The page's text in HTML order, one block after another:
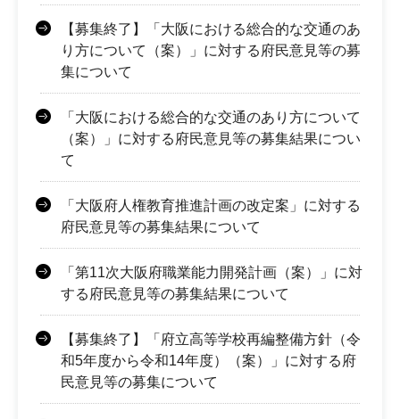
【募集終了】「大阪における総合的な交通のあ
り方について（案）」に対する府民意見等の募
集について
「大阪における総合的な交通のあり方について
（案）」に対する府民意見等の募集結果につい
て
「大阪府人権教育推進計画の改定案」に対する
府民意見等の募集結果について
「第11次大阪府職業能力開発計画（案）」に対
する府民意見等の募集結果について
【募集終了】「府立高等学校再編整備方針（令
和5年度から令和14年度）（案）」に対する府
民意見等の募集について